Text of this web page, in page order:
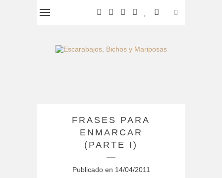
FRASES PARA
ENMARCAR
(PARTE I)
Publicado en 14/04/2011